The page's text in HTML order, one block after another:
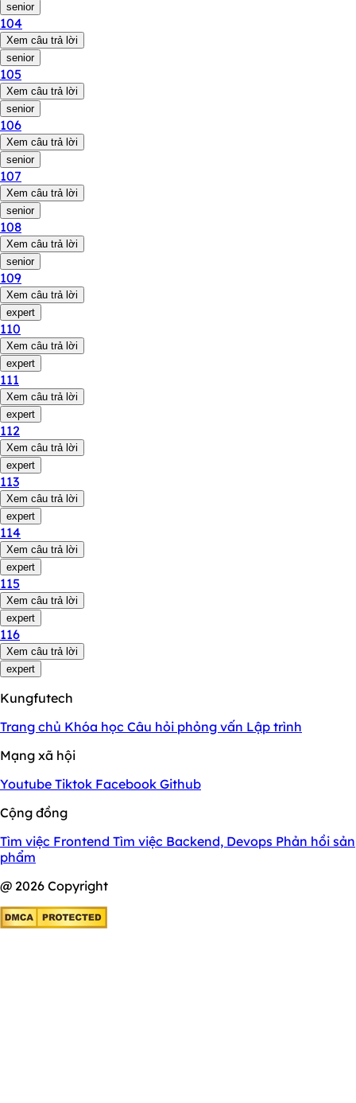
senior
104
Xem câu trả lời
senior
105
Xem câu trả lời
senior
106
Xem câu trả lời
senior
107
Xem câu trả lời
senior
108
Xem câu trả lời
senior
109
Xem câu trả lời
expert
110
Xem câu trả lời
expert
111
Xem câu trả lời
expert
112
Xem câu trả lời
expert
113
Xem câu trả lời
expert
114
Xem câu trả lời
expert
115
Xem câu trả lời
expert
116
Xem câu trả lời
expert
Kungfutech
Trang chủ Khóa học Câu hỏi phỏng vấn Lập trình
Mạng xã hội
Youtube Tiktok Facebook Github
Cộng đồng
Tìm việc Frontend Tìm việc Backend, Devops Phản hồi sản
phẩm
@ 2026 Copyright